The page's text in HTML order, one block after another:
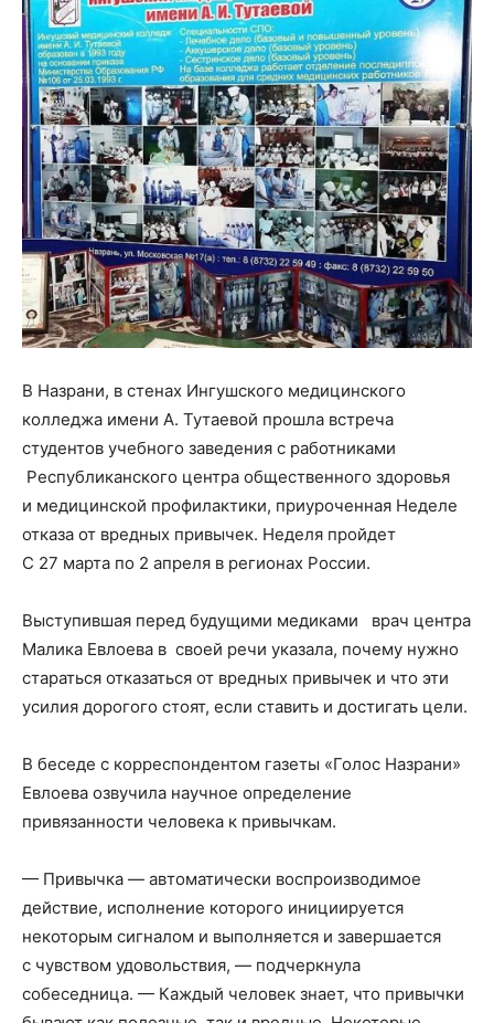
В Назрани, в стенах Ингушского медицинского
колледжа имени А. Тутаевой прошла встреча
студентов учебного заведения с работниками
Республиканского центра общественного здоровья
и медицинской профилактики, приуроченная Неделе
отказа от вредных привычек. Неделя пройдет
С 27 марта по 2 апреля в регионах России.
Выступившая перед будущими медиками врач центра
Малика Евлоева в своей речи указала, почему нужно
стараться отказаться от вредных привычек и что эти
усилия дорогого стоят, если ставить и достигать цели.
В беседе с корреспондентом газеты «Голос Назрани»
Евлоева озвучила научное определение
привязанности человека к привычкам.
— Привычка — автоматически воспроизводимое
действие, исполнение которого инициируется
некоторым сигналом и выполняется и завершается
с чувством удовольствия, — подчеркнула
собеседница. — Каждый человек знает, что привычки